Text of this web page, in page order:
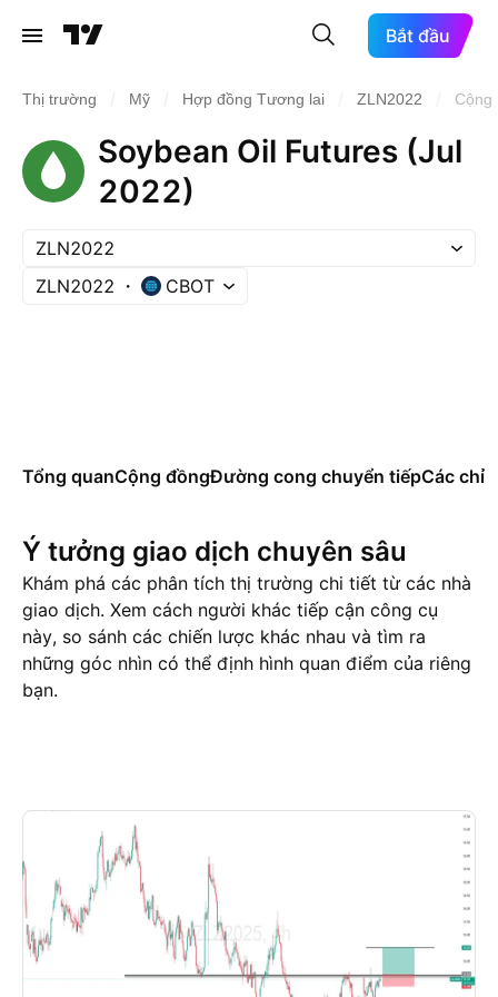
Bắt đầu
Thị trường Mỹ Hợp đồng Tương lai ZLN2022 Cộng
Soybean Oil Futures (Jul
2022)
ZLN2022
ZLN2022
CBOT
Tổng quanCộng đồngĐường cong chuyển tiếpCác chỉ
Ý tưởng giao dịch chuyên sâu
Khám phá các phân tích thị trường chi tiết từ các nhà
giao dịch. Xem cách người khác tiếp cận công cụ
này, so sánh các chiến lược khác nhau và tìm ra
những góc nhìn có thể định hình quan điểm của riêng
bạn.